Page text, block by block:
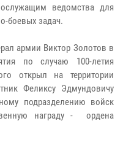
ведомства для
боевых задач.
армии Виктор Золотов в
по случаю 100-летия
открыл на территории
Феликсу Эдмундовичу
подразделению войск
награду - ордена